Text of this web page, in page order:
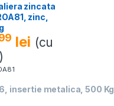
zincata
zinc,
lei (cu
insertie metalica, 500 Kg